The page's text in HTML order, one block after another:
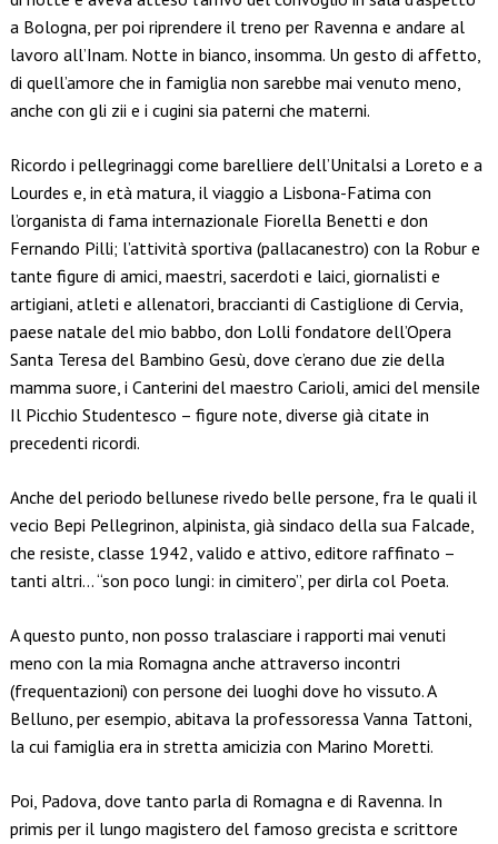
a Bologna, per poi riprendere il treno per Ravenna e andare al
lavoro all’Inam. Notte in bianco, insomma. Un gesto di affetto,
di quell’amore che in famiglia non sarebbe mai venuto meno,
anche con gli zii e i cugini sia paterni che materni.
Ricordo i pellegrinaggi come barelliere dell’Unitalsi a Loreto e a
Lourdes e, in età matura, il viaggio a Lisbona-Fatima con
l’organista di fama internazionale Fiorella Benetti e don
Fernando Pilli; l’attività sportiva (pallacanestro) con la Robur e
tante figure di amici, maestri, sacerdoti e laici, giornalisti e
artigiani, atleti e allenatori, braccianti di Castiglione di Cervia,
paese natale del mio babbo, don Lolli fondatore dell’Opera
Santa Teresa del Bambino Gesù, dove c’erano due zie della
mamma suore, i Canterini del maestro Carioli, amici del mensile
Il Picchio Studentesco – figure note, diverse già citate in
precedenti ricordi.
Anche del periodo bellunese rivedo belle persone, fra le quali il
vecio Bepi Pellegrinon, alpinista, già sindaco della sua Falcade,
che resiste, classe 1942, valido e attivo, editore raffinato –
tanti altri… “son poco lungi: in cimitero”, per dirla col Poeta.
A questo punto, non posso tralasciare i rapporti mai venuti
meno con la mia Romagna anche attraverso incontri
(frequentazioni) con persone dei luoghi dove ho vissuto. A
Belluno, per esempio, abitava la professoressa Vanna Tattoni,
la cui famiglia era in stretta amicizia con Marino Moretti.
Poi, Padova, dove tanto parla di Romagna e di Ravenna. In
primis per il lungo magistero del famoso grecista e scrittore